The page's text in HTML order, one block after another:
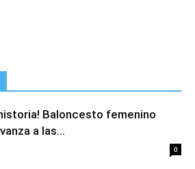
Baloncesto femenino
a las...
0